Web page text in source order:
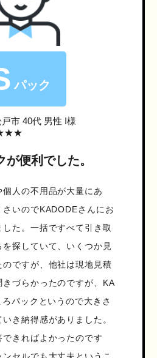
パック
市 40代 男性 I様
★★★
が便利でした。
人の不用品が大量にあ
さいのでKADODEさんにお
た。一括ですべて引き取
探していて、いくつか見
ですが、他社は現地見積
きづらかったのですが、KA
パックというので大きさ
き納得感がありました。
きればよかったのです